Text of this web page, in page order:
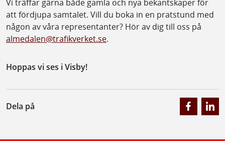
Vi träffar gärna både gamla och nya bekantskaper för
att fördjupa samtalet. Vill du boka in en pratstund med
någon av våra representanter? Hör av dig till oss på
almedalen@trafikverket.se.
Hoppas vi ses i Visby!
Dela på